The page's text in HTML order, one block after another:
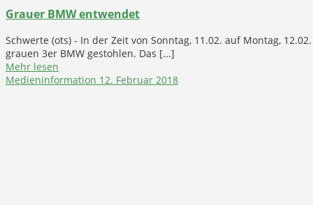
Grauer BMW entwendet
Schwerte (ots) - In der Zeit von Sonntag, 11.02. auf Montag,
grauen 3er BMW gestohlen. Das [...]
Mehr lesen
Medieninformation 12. Februar 2018